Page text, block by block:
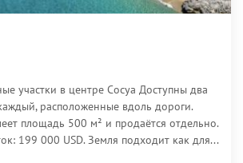
участки в центре Сосуа Доступны два
расположенные вдоль дороги.
площадь 500 м² и продаётся отдельно.
199 000 USD. Земля подходит как для...